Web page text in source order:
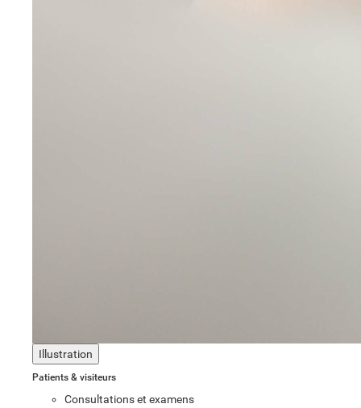
Illustration
Patients & visiteurs
Consultations et examens